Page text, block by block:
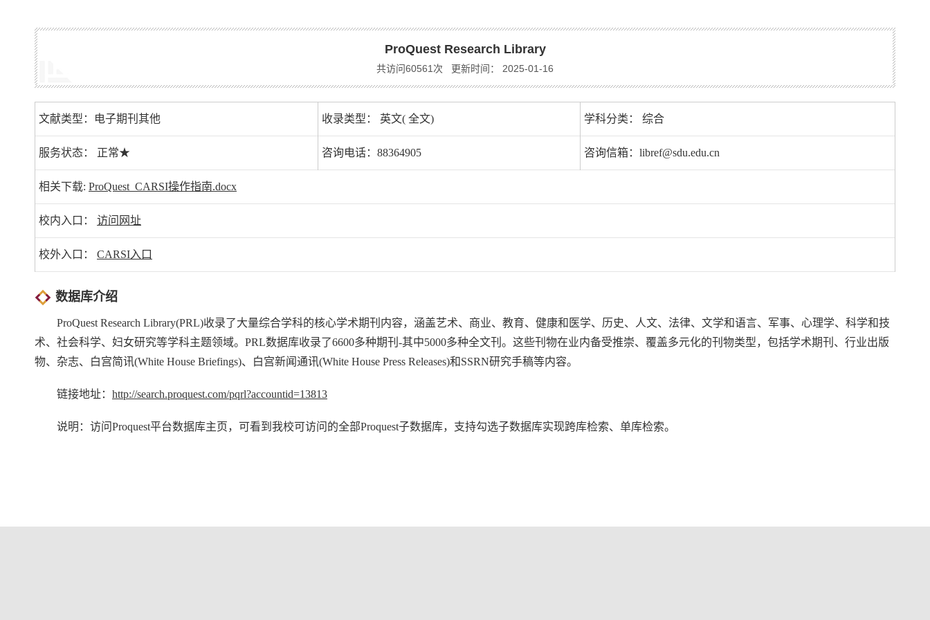
ProQuest Research Library
共访问60561次 更新时间： 2025-01-16
文献类型：电子期刊其他 收录类型： 英文( 全文) 学科分类： 综合
服务状态： 正常★ 咨询电话：88364905 咨询信箱：libref@sdu.edu.cn
相关下载: ProQuest_CARSI操作指南.docx
校内入口： 访问网址
校外入口： CARSI入口
数据库介绍
ProQuest Research Library(PRL)收录了大量综合学科的核心学术期刊内容，涵盖艺术、商业、教育、健康和医学、历史、人文、法律、文学和语言、军事、心理学、科学和技
术、社会科学、妇女研究等学科主题领域。PRL数据库收录了6600多种期刊-其中5000多种全文刊。这些刊物在业内备受推崇、覆盖多元化的刊物类型，包括学术期刊、行业出版
物、杂志、白宫简讯(White House Briefings)、白宫新闻通讯(White House Press Releases)和SSRN研究手稿等内容。
链接地址： http://search.proquest.com/pqrl?accountid=13813
说明：访问Proquest平台数据库主页，可看到我校可访问的全部Proquest子数据库，支持勾选子数据库实现跨库检索、 单库检索。